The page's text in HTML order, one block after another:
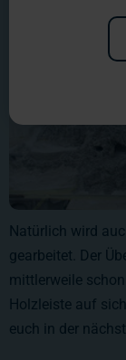
Natürlich wird
gearbeitet. Der
mittlerweile
Holzleiste auf
euch in der